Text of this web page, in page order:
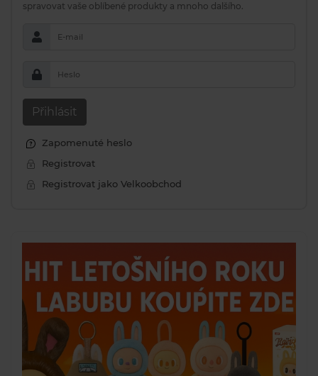
spravovat vaše oblíbené produkty a mnoho dalšího.
E-mail
Heslo
Přihlásit
Zapomenuté heslo
Registrovat
Registrovat jako Velkoobchod